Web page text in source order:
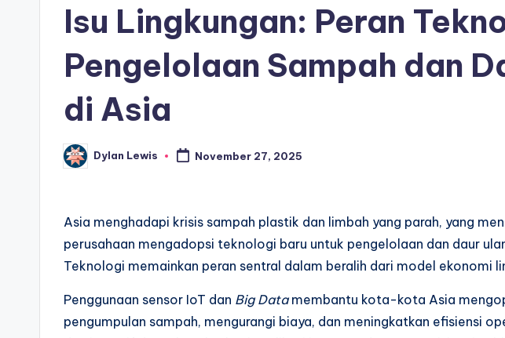
Isu Lingkungan: Peran
Pengelolaan Sampah dan
di Asia
Posted
by
Dylan Lewis November 27, 2025
Asia menghadapi krisis sampah plastik dan limbah yang parah, yang
perusahaan mengadopsi teknologi baru untuk pengelolaan dan daur
Teknologi memainkan peran sentral dalam beralih dari model ekonomi
Penggunaan sensor IoT dan Big Datamembantu kota-kota Asia
pengumpulan sampah, mengurangi biaya, dan meningkatkan efisiensi